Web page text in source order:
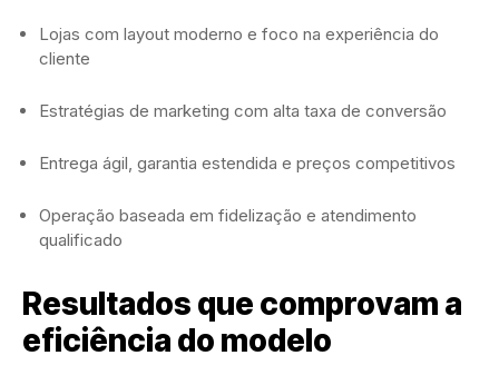
Lojas com layout moderno e foco na experiência do
cliente
Estratégias de marketing com alta taxa de conversão
Entrega ágil, garantia estendida e preços competitivos
Operação baseada em fidelização e atendimento
qualificado
Resultados que comprovam a
eficiência do modelo